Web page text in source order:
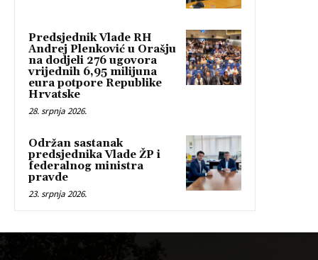
Predsjednik Vlade RH
Andrej Plenković u Orašju
na dodjeli 276 ugovora
vrijednih 6,95 milijuna
eura potpore Republike
Hrvatske
28. srpnja 2026.
Održan sastanak
predsjednika Vlade ŽP i
federalnog ministra
pravde
23. srpnja 2026.